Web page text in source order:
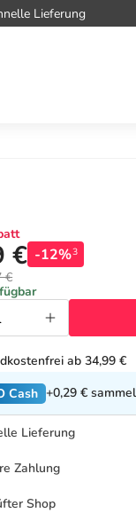
Lieferung
€ -12%3
€
ab 34,99 €
Cash +0,29 €
Lieferung
Zahlung
Shop